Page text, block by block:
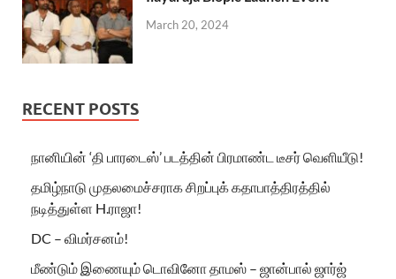
March 20, 2024
RECENT POSTS
நானியின் ‘தி பாரடைஸ்’ படத்தின் பிரமாண்ட டீசர் வெளியீடு!
தமிழ்நாடு முதலமைச்சராக சிறப்புக் கதாபாத்திரத்தில்
நடித்துள்ள H.ராஜா!
DC – விமர்சனம்!
மீண்டும் இணையும் டொவினோ தாமஸ் – ஜான்பால் ஜார்ஜ்